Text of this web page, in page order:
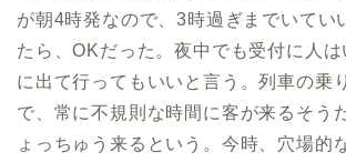
が朝4時発なので、3時過ぎまでいてい
たら、OKだった。夜中でも受付に人
に出て行ってもいいと言う。列車の乗
で、常に不規則な時間に客が来るそう
ょっちゅう来るという。今時、穴場的